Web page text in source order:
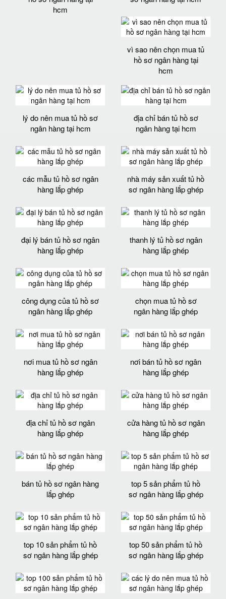
hcm
vì sao nên chọn mua tủ
hồ sơ ngân hàng tại
hcm
lý do nên mua tủ hồ sơ
ngân hàng tại hcm
địa chỉ bán tủ hồ sơ
ngân hàng tại hcm
các mẫu tủ hồ sơ ngân
hàng lắp ghép
nhà máy sản xuất tủ hồ
sơ ngân hàng lắp ghép
đại lý bán tủ hồ sơ ngân
hàng lắp ghép
thanh lý tủ hồ sơ ngân
hàng lắp ghép
công dụng của tủ hồ sơ
ngân hàng lắp ghép
chọn mua tủ hồ sơ
ngân hàng lắp ghép
nơi mua tủ hồ sơ ngân
hàng lắp ghép
nơi bán tủ hồ sơ ngân
hàng lắp ghép
địa chỉ tủ hồ sơ ngân
hàng lắp ghép
cửa hàng tủ hồ sơ ngân
hàng lắp ghép
bán tủ hồ sơ ngân hàng
lắp ghép
top 5 sản phẩm tủ hồ
sơ ngân hàng lắp ghép
top 10 sản phẩm tủ hồ
sơ ngân hàng lắp ghép
top 50 sản phẩm tủ hồ
sơ ngân hàng lắp ghép